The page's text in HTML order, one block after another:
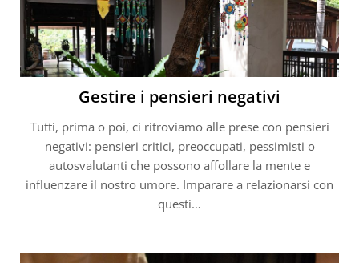
Gestire i pensieri negativi
Tutti, prima o poi, ci ritroviamo alle prese con pensieri
negativi: pensieri critici, preoccupati, pessimisti o
autosvalutanti che possono affollare la mente e
influenzare il nostro umore. Imparare a relazionarsi con
questi…